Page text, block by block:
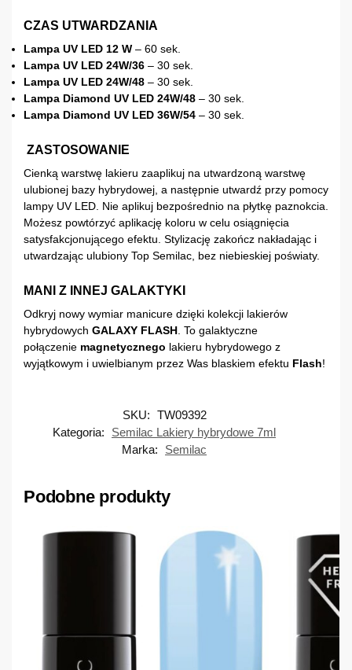
CZAS UTWARDZANIA
Lampa UV LED 12 W – 60 sek.
Lampa UV LED 24W/36 – 30 sek.
Lampa UV LED 24W/48 – 30 sek.
Lampa Diamond UV LED 24W/48 – 30 sek.
Lampa Diamond UV LED 36W/54 – 30 sek.
ZASTOSOWANIE
Cienką warstwę lakieru zaaplikuj na utwardzoną warstwę
ulubionej bazy hybrydowej, a następnie utwardź przy pomocy
lampy UV LED. Nie aplikuj bezpośrednio na płytkę paznokcia.
Możesz powtórzyć aplikację koloru w celu osiągnięcia
satysfakcjonującego efektu. Stylizację zakończ nakładając i
utwardzając ulubiony Top Semilac, bez niebieskiej poświaty.
MANI Z INNEJ GALAKTYKI
Odkryj nowy wymiar manicure dzięki kolekcji lakierów
hybrydowych GALAXY FLASH . To galaktyczne
połączenie magnetycznego lakieru hybrydowego z
wyjątkowym i uwielbianym przez Was blaskiem efektu Flash!
SKU: TW09392
Kategoria:
Semilac Lakiery hybrydowe 7ml
Marka:
Semilac
Podobne produkty